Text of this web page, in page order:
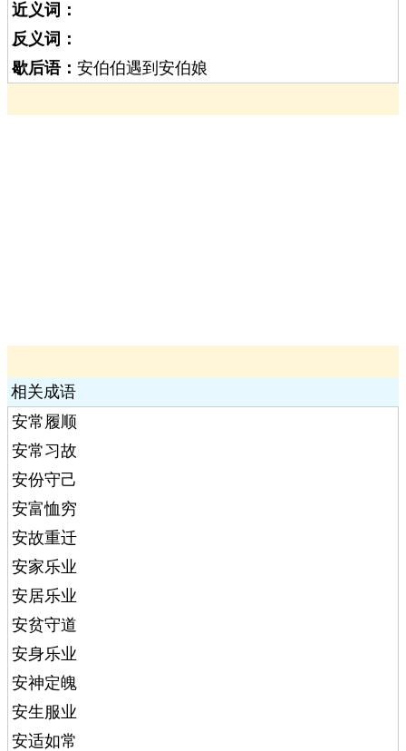
近义词：
反义词：
歇后语： 安伯伯遇到安伯娘
相关成语
安常履顺
安常习故
安份守己
安富恤穷
安故重迁
安家乐业
安居乐业
安贫守道
安身乐业
安神定魄
安生服业
安适如常